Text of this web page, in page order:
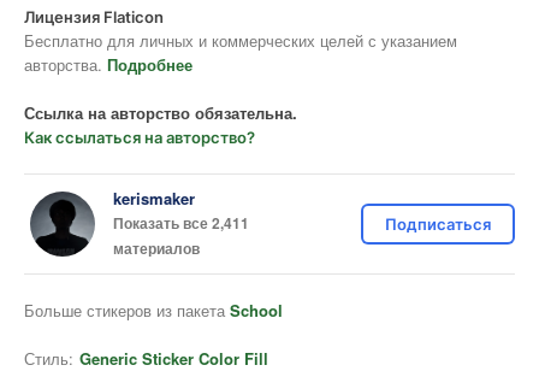
Лицензия Flaticon
Бесплатно для личных и коммерческих целей с указанием
авторства. Подробнее
Ссылка на авторство обязательна.
Как ссылаться на авторство?
kerismaker
Показать все 2,411
материалов
Подписаться
Больше стикеров из пакета School
Стиль: Generic Sticker Color Fill